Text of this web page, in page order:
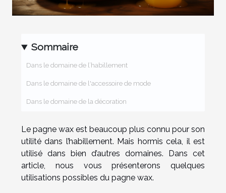
Sommaire
Dans le domaine de l’habillement
Dans le domaine de l'accessoire de mode
Dans le domaine de la décoration
Le pagne wax est beaucoup plus connu pour son
utilité dans l’habillement. Mais hormis cela, il est
utilisé dans bien d’autres domaines. Dans cet
article, nous vous présenterons quelques
utilisations possibles du pagne wax.